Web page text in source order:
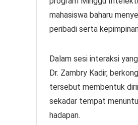
mahasiswa baharu
peribadi serta
Dalam sesi interaksi
Dr. Zambry Kadir,
tersebut membentuk
sekadar tempat
hadapan.